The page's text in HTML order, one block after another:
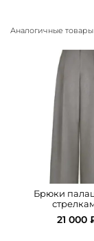
Аналогичные товары
Брюки
21 000